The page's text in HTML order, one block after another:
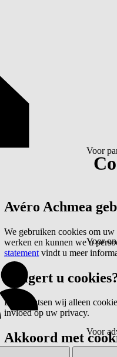
Voor
Voor
Voor
Avéro Achmea
We gebruiken cookies om uw
werken en kunnen we u
statement vindt u meer
Weigert u
Dan plaatsen wij alleen
invloed op uw privacy.
Akkoord met